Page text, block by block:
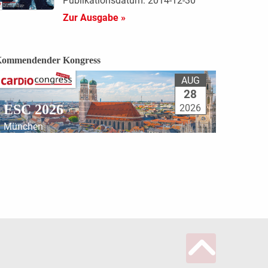
Zur Ausgabe »
Kongress
ESC 2026
München
AUG
28
2026